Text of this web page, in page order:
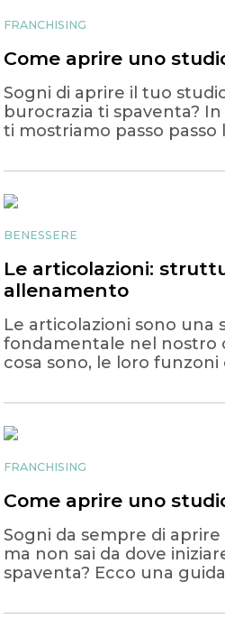
FRANCHISING
Come aprire uno
Sogni di aprire il tuo
burocrazia ti spaventa?
ti mostriamo passo passo
BENESSERE
Le articolazioni:
allenamento
Le articolazioni sono una
fondamentale nel nostro
cosa sono, le loro funzoni
FRANCHISING
Come aprire uno
Sogni da sempre di
ma non sai da dove
spaventa? Ecco una